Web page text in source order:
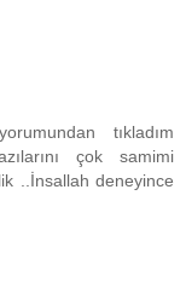
tıkladım
çok samimi
..İnsallah deneyince